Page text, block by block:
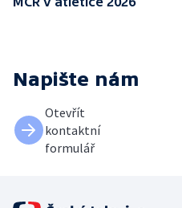
Napište nám
Otevřít
kontaktní
formulář